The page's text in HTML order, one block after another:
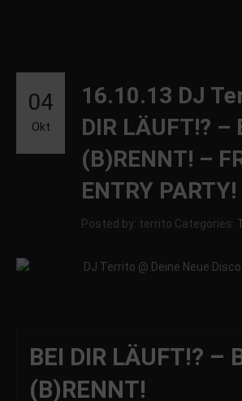
16.10.13 DJ
DIR LÄUFT!? –
(B)RENNT! –
ENTRY PARTY!
Posted by: territo Categories:
04
Okt
BEI DIR LÄUFT!? –
(B)RENNT!